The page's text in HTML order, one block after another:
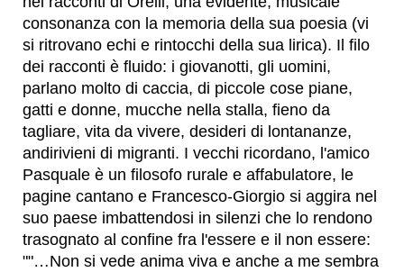
consonanza con la memoria della sua poesia (vi
si ritrovano echi e rintocchi della sua lirica). Il filo
dei racconti è fluido: i giovanotti, gli uomini,
parlano molto di caccia, di piccole cose piane,
gatti e donne, mucche nella stalla, fieno da
tagliare, vita da vivere, desideri di lontananze,
andirivieni di migranti. I vecchi ricordano, l'amico
Pasquale è un filosofo rurale e affabulatore, le
pagine cantano e Francesco-Giorgio si aggira nel
suo paese imbattendosi in silenzi che lo rendono
trasognato al confine fra l'essere e il non essere:
""…Non si vede anima viva e anche a me sembra